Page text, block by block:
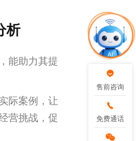
售前咨询
免费通话
析
能助力其提
际案例，让
营挑战，促
售前咨询
免费通话